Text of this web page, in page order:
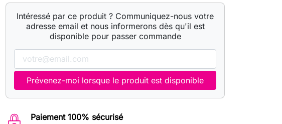
Intéressé par ce produit ? Communiquez-nous votre
adresse email et nous informerons dès qu'il est
disponible pour passer commande
Prévenez-moi lorsque le produit est disponible
Paiement 100% sécurisé